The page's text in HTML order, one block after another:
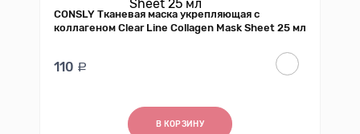
CONSLY Тканевая маска укрепляющая с
коллагеном Clear Line Collagen Mask Sheet 25 мл
110
В КОРЗИНУ